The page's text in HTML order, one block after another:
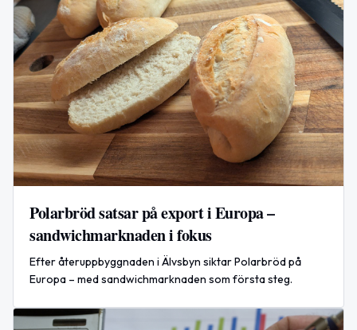
Polarbröd satsar på export i Europa –
sandwichmarknaden i fokus
Efter återuppbyggnaden i Älvsbyn siktar Polarbröd på
Europa – med sandwichmarknaden som första steg.